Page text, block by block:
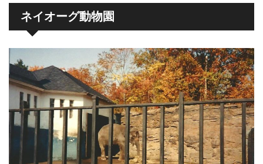
ネイオーグ動物園